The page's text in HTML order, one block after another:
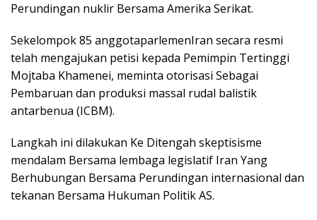
Perundingan nuklir Bersama Amerika Serikat.
Sekelompok 85 anggotaparlemenIran secara resmi
telah mengajukan petisi kepada Pemimpin Tertinggi
Mojtaba Khamenei, meminta otorisasi Sebagai
Pembaruan dan produksi massal rudal balistik
antarbenua (ICBM).
Langkah ini dilakukan Ke Ditengah skeptisisme
mendalam Bersama lembaga legislatif Iran Yang
Berhubungan Bersama Perundingan internasional dan
tekanan Bersama Hukuman Politik AS.